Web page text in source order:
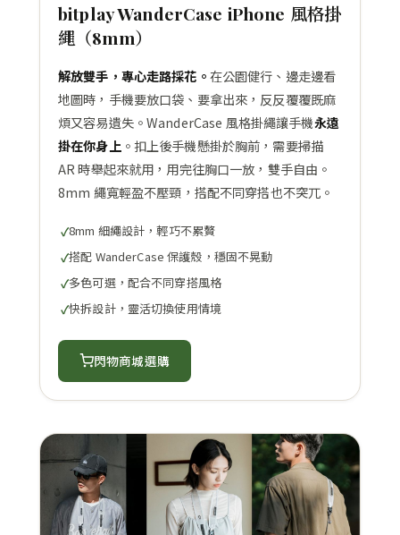
bitplay WanderCase iPhone 風格掛
繩（8mm）
解放雙手，專心走路採花。在公園健行、邊走邊看
地圖時，手機要放口袋、要拿出來，反反覆覆既麻
煩又容易遺失。WanderCase 風格掛繩讓手機永遠
掛在你身上 。扣上後手機懸掛於胸前，需要掃描
AR 時舉起來就用，用完往胸口一放，雙手自由。
8mm 繩寬輕盈不壓頸，搭配不同穿搭也不突兀。
8mm 細繩設計，輕巧不累贅
搭配 WanderCase 保護殼，穩固不晃動
多色可選，配合不同穿搭風格
快拆設計，靈活切換使用情境
閃物商城選購